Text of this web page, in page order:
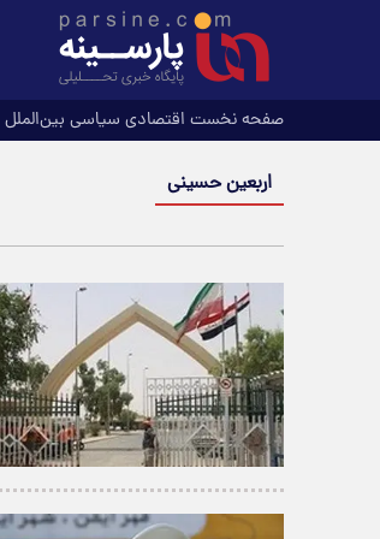
صفحه نخست اقتصادی سیاسی بین‌الملل
اربعین حسینی